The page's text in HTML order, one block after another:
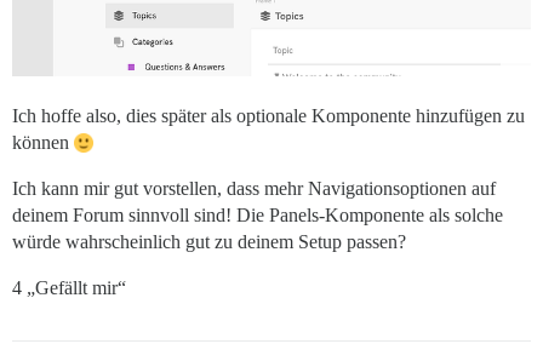
Ich hoffe also, dies später als optionale Komponente hinzufügen zu
können
Ich kann mir gut vorstellen, dass mehr Navigationsoptionen auf
deinem Forum sinnvoll sind! Die Panels-Komponente als solche
würde wahrscheinlich gut zu deinem Setup passen?
4 „Gefällt mir“